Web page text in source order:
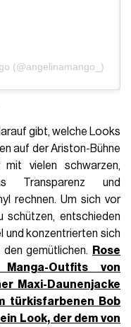
(@angelinamango_)
gibt, welche Looks
auf der Ariston-Bühne
vielen schwarzen,
Transparenz und
rechnen. Um sich vor
schützen, entschieden
und konzentrierten sich
gemütlichen.
Rose
Outfits von
Maxi-Daunenjacke
türkisfarbenen Bob
Look, der dem von